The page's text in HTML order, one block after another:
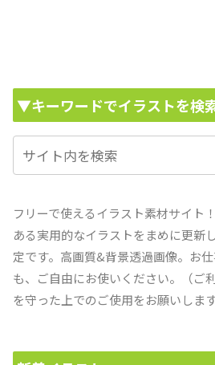
▼キーワードでイラストを検
フリーで使えるイラスト素材サイト
ある実用的なイラストをまめに更新
定です。高画質&背景透過画像。お
も、ご自由にお使いください。（ご
を守った上でのご使用をお願いします